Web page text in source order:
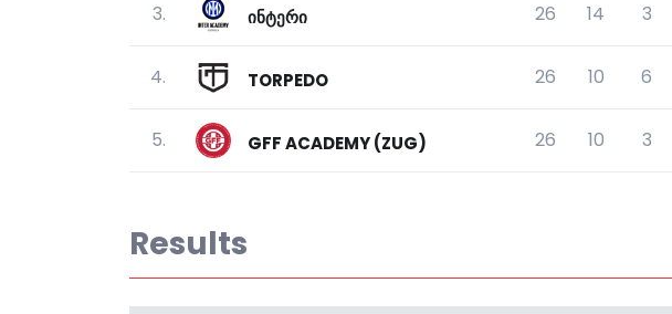
3. ᲘᲜᲢᲔᲠᲘ 26 14 3
4. TORPEDO 26 10 6
5. GFF ACADEMY (ZUG) 26 10 3
Results